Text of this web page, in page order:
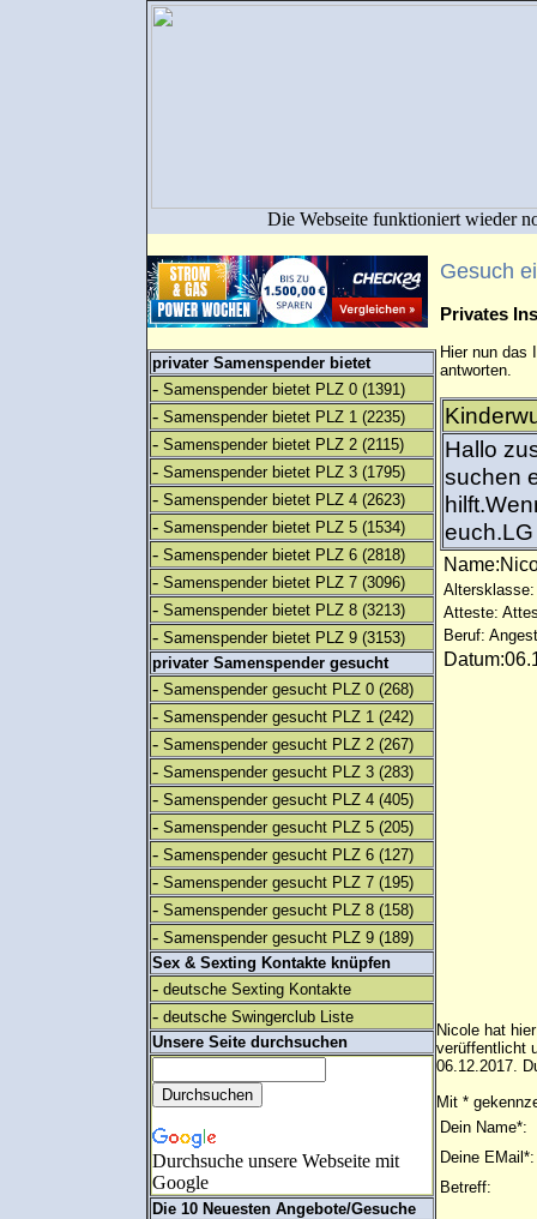
Die Webseite funktioniert wieder
privater Samenspender bietet
- Samenspender bietet PLZ 0 (1391)
- Samenspender bietet PLZ 1 (2235)
- Samenspender bietet PLZ 2 (2115)
- Samenspender bietet PLZ 3 (1795)
- Samenspender bietet PLZ 4 (2623)
- Samenspender bietet PLZ 5 (1534)
- Samenspender bietet PLZ 6 (2818)
- Samenspender bietet PLZ 7 (3096)
- Samenspender bietet PLZ 8 (3213)
- Samenspender bietet PLZ 9 (3153)
privater Samenspender gesucht
- Samenspender gesucht PLZ 0 (268)
- Samenspender gesucht PLZ 1 (242)
- Samenspender gesucht PLZ 2 (267)
- Samenspender gesucht PLZ 3 (283)
- Samenspender gesucht PLZ 4 (405)
- Samenspender gesucht PLZ 5 (205)
- Samenspender gesucht PLZ 6 (127)
- Samenspender gesucht PLZ 7 (195)
- Samenspender gesucht PLZ 8 (158)
- Samenspender gesucht PLZ 9 (189)
Sex & Sexting Kontakte knüpfen
- deutsche Sexting Kontakte
- deutsche Swingerclub Liste
Unsere Seite durchsuchen
Durchsuche unsere Webseite mit
Google
Die 10 Neuesten Angebote/Gesuche
Gesuch
Privates
Hier nun das
antworten.
Hallo
suchen
Altersklasse:
Atteste:
Beruf:
Nicole hat
verüffentlicht
06.12.2017.
Mit *
Dein Name*:
Deine EMail*:
Betreff: